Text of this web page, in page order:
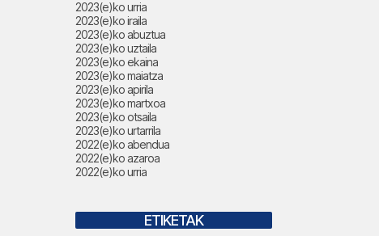
2023(e)ko urria
2023(e)ko iraila
2023(e)ko abuztua
2023(e)ko uztaila
2023(e)ko ekaina
2023(e)ko maiatza
2023(e)ko apirila
2023(e)ko martxoa
2023(e)ko otsaila
2023(e)ko urtarrila
2022(e)ko abendua
2022(e)ko azaroa
2022(e)ko urria
ETIKETAK